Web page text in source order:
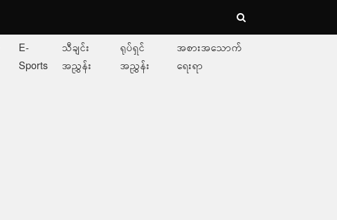
E-
Sports
သီချင်း
အညွှန်း
ရုပ်ရှင်
အညွှန်း
အစားအသောက်
ရေးရာ